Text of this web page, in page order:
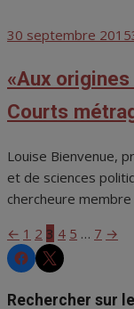
Posted
30 septembre 2015
«Aux
Courts
Louise Bienvenue,
et de sciences
chercheure
Pagination
des
publications
← 1 2 3 4 5 … 7 →
CHRSCHRS
Rechercher sur